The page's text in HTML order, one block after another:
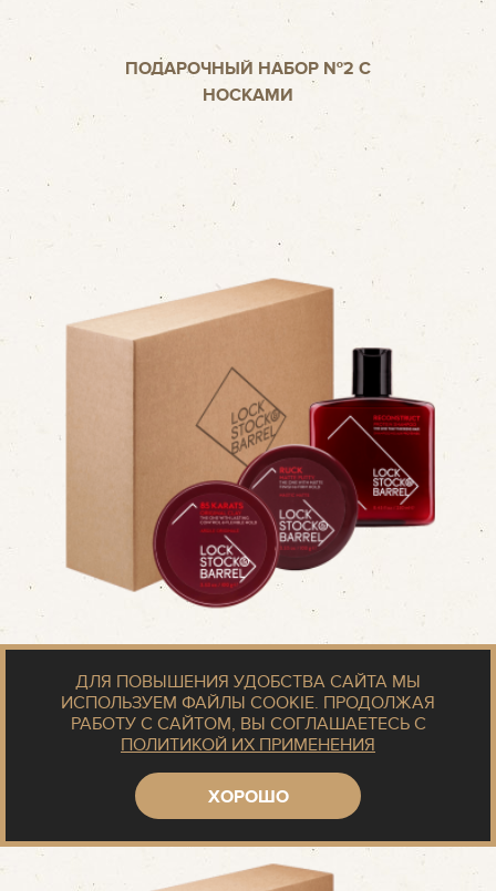
ПОДАРОЧНЫЙ НАБОР №2 С
НОСКАМИ
ПОДАРОЧНЫЙ НАБОР №3
ДЛЯ ПОВЫШЕНИЯ УДОБСТВА САЙТА МЫ
ИСПОЛЬЗУЕМ ФАЙЛЫ COOKIE. ПРОДОЛЖАЯ
РАБОТУ С САЙТОМ, ВЫ СОГЛАШАЕТЕСЬ С
ПОЛИТИКОЙ ИХ ПРИМЕНЕНИЯ
ХОРОШО